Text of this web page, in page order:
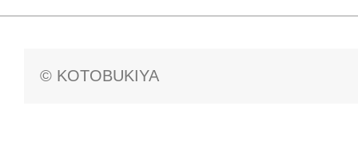
© KOTOBUKIYA